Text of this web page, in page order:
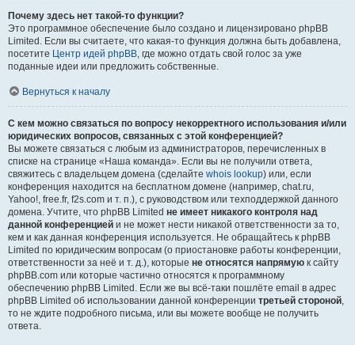
Почему здесь нет такой-то функции?
Это программное обеспечение было создано и лицензировано phpBB
Limited. Если вы считаете, что какая-то функция должна быть добавлена,
посетите Центр идей phpBB, где можно отдать свой голос за уже
поданные идеи или предложить собственные.
Вернуться к началу
С кем можно связаться по вопросу некорректного использования и/или
юридических вопросов, связанных с этой конференцией?
Вы можете связаться с любым из администраторов, перечисленных в
списке на странице «Наша команда». Если вы не получили ответа,
свяжитесь с владельцем домена (сделайте whois lookup) или, если
конференция находится на бесплатном домене (например, chat.ru,
Yahoo!, free.fr, f2s.com и т. п.), с руководством или техподдержкой данного
домена. Учтите, что phpBB Limited не имеет никакого контроля над
данной конференцией и не может нести никакой ответственности за то,
кем и как данная конференция используется. Не обращайтесь к phpBB
Limited по юридическим вопросам (о приостановке работы конференции,
ответственности за неё и т. д.), которые не относятся напрямую к сайту
phpBB.com или которые частично относятся к программному
обеспечению phpBB Limited. Если же вы всё-таки пошлёте email в адрес
phpBB Limited об использовании данной конференции третьей стороной,
то не ждите подробного письма, или вы можете вообще не получить
ответа.